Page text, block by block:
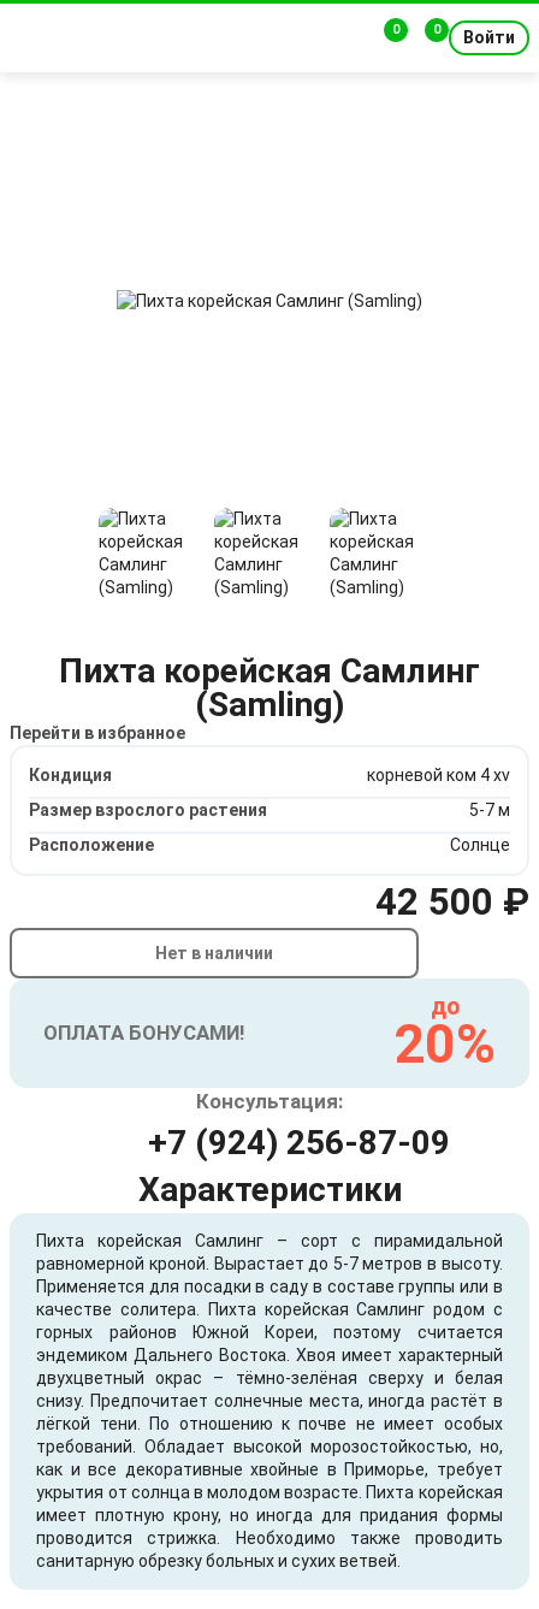
0 0 Войти
Пихта корейская Самлинг
(Samling)
Перейти в избранное
Кондиция
корневой ком 4 xv
Размер взрослого растения
5-7 м
Расположение
Солнце
42 500 ₽
Нет в наличии
ОПЛАТА БОНУСАМИ!
до
20%
Консультация:
+7 (924) 256-87-09
Характеристики
Пихта корейская Самлинг – сорт с пирамидальной
равномерной кроной. Вырастает до 5-7 метров в высоту.
Применяется для посадки в саду в составе группы или в
качестве солитера. Пихта корейская Самлинг родом с
горных районов Южной Кореи, поэтому считается
эндемиком Дальнего Востока. Хвоя имеет характерный
двухцветный окрас – тёмно-зелёная сверху и белая
снизу. Предпочитает солнечные места, иногда растёт в
лёгкой тени. По отношению к почве не имеет особых
требований. Обладает высокой морозостойкостью, но,
как и все декоративные хвойные в Приморье, требует
укрытия от солнца в молодом возрасте. Пихта корейская
имеет плотную крону, но иногда для придания формы
проводится стрижка. Необходимо также проводить
санитарную обрезку больных и сухих ветвей.